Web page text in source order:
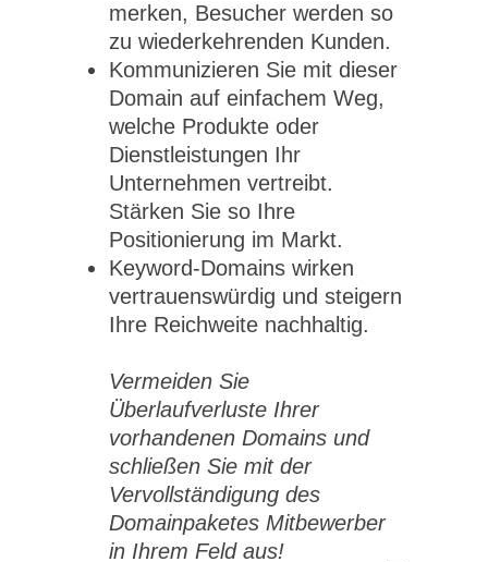
merken, Besucher werden so
zu wiederkehrenden Kunden.
Kommunizieren Sie mit dieser
Domain auf einfachem Weg,
welche Produkte oder
Dienstleistungen Ihr
Unternehmen vertreibt.
Stärken Sie so Ihre
Positionierung im Markt.
Keyword-Domains wirken
vertrauenswürdig und steigern
Ihre Reichweite nachhaltig.
Vermeiden Sie
Überlaufverluste Ihrer
vorhandenen Domains und
schließen Sie mit der
Vervollständigung des
Domainpaketes Mitbewerber
in Ihrem Feld aus!